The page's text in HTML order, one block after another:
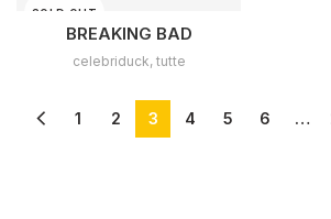
SOLD OUT
BREAKING BAD
celebriduck, tutte
1 2 3 4 5 6 …